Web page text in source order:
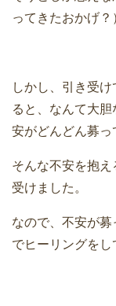
ってきたおかげ？
しかし、引き受
ると、なんて大
安がどんどん募っ
そんな不安を抱
受けました。
なので、不安が
でヒーリングをし